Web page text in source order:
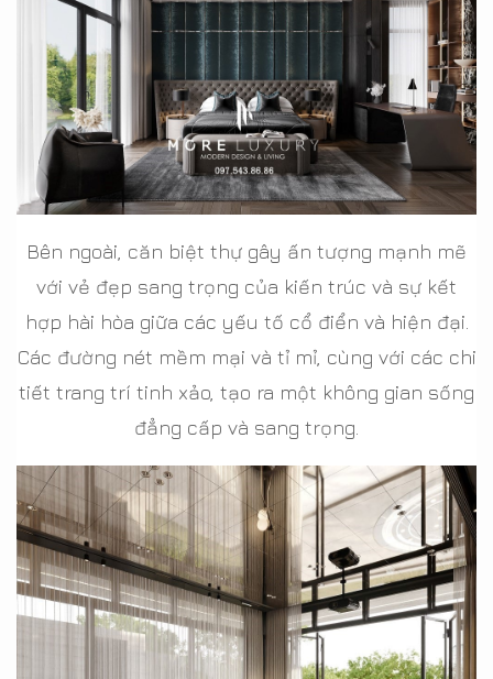
Bên ngoài, căn biệt thự gây ấn tượng mạnh mẽ
với vẻ đẹp sang trọng của kiến trúc và sự kết
hợp hài hòa giữa các yếu tố cổ điển và hiện đại.
Các đường nét mềm mại và tỉ mỉ, cùng với các chi
tiết trang trí tinh xảo, tạo ra một không gian sống
đẳng cấp và sang trọng.